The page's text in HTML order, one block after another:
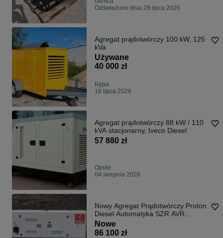
Odświeżono dnia 29 lipca 2026
Agregat prądotwórczy 100 kW, 125
kVa
Używane
40 000 zł
Kępa
16 lipca 2026
Agregat prądotwórczy 88 kW / 110
kVA stacjonarny, Iveco Diesel
57 880 zł
Opole
04 sierpnia 2026
Nowy Agregat Prądotwórczy Proton
Diesel Automatyka SZR AVR
125kW 135kW
Nowe
86 100 zł